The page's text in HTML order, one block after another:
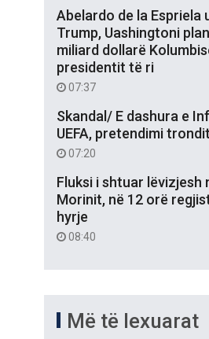
Abelardo de la Espriela
Trump, Uashingtoni
miliard dollarë
presidentit të ri
07:37
Skandal/ E dashura e
UEFA, pretendimi
07:20
Fluksi i shtuar lëvizjesh
Morinit, në 12 orë
hyrje
08:40
Më të lexuarat